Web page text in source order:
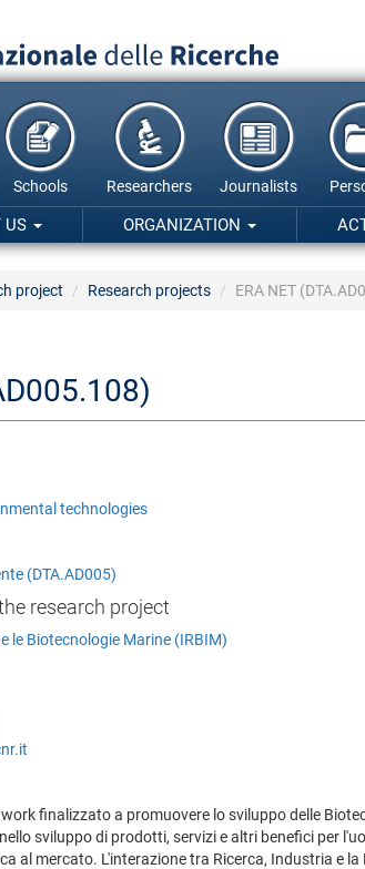
Schools Researchers Journalists
US ORGANIZATION
project Research projects ERA NET
technologies
(DTA.AD005)
research project
le Biotecnologie Marine (IRBIM)
finalizzato a promuovere lo sviluppo delle
sviluppo di prodotti, servizi e altri benefici per
al mercato. L'interazione tra Ricerca, Industria e